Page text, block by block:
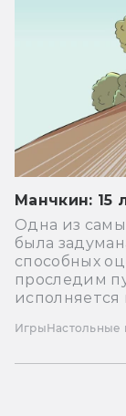
Манчкин: 15
Одна из
была
способных
проследим
исполняется
ИгрыНастольные